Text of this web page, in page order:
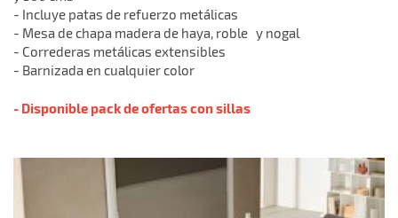
- Incluye patas de refuerzo metálicas
- Mesa de chapa madera de haya, roble y nogal
- Correderas metálicas extensibles
- Barnizada en cualquier color
- Disponible pack de ofertas con sillas